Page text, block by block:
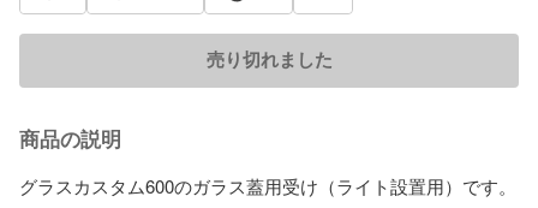
売り切れました
商品の説明
グラスカスタム600のガラス蓋用受け（ライト設置用）です。